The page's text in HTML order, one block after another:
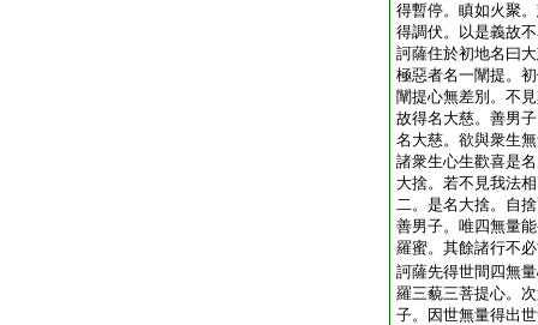
得暫停。瞋如火聚
得調伏。以是義故
訶薩住於初地名曰
極惡者名一闡提。
闡提心無差別。不
故得名大慈。善男
名大慈。欲與衆生
諸衆生心生歡喜是
大捨。若不見我法
二。是名大捨。自
善男子。唯四無量
羅蜜。其餘諸行不
訶薩先得世間四無
羅三藐三菩提心。
子。因世無量得出